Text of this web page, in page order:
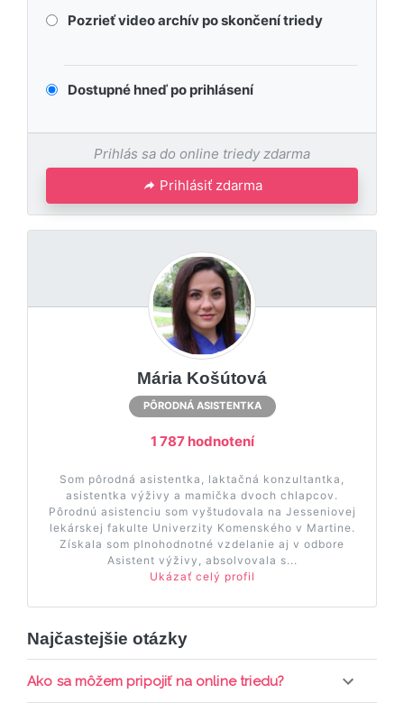
Pozrieť video archív po skončení triedy
Dostupné hneď po prihlásení
Prihlás sa do online triedy zdarma
Prihlásiť zdarma
Mária Košútová
PÔRODNÁ ASISTENTKA
1 787 hodnotení
Som pôrodná asistentka, laktačná konzultantka,
asistentka výživy a mamička dvoch chlapcov.
Pôrodnú asistenciu som vyštudovala na Jesseniovej
lekárskej fakulte Univerzity Komenského v Martine.
Získala som plnohodnotné vzdelanie aj v odbore
Asistent výživy, absolvovala s...
Ukázať celý profil
Najčastejšie otázky
Ako sa môžem pripojiť na online triedu?